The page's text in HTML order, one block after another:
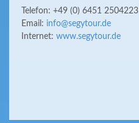
Telefon: +49 (0) 6451 2504223
Email: info@segytour.de
Internet: www.segytour.de